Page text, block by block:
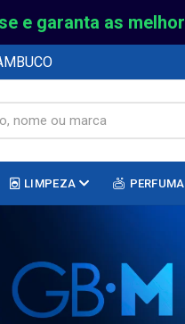
e garanta as
LIMPEZA